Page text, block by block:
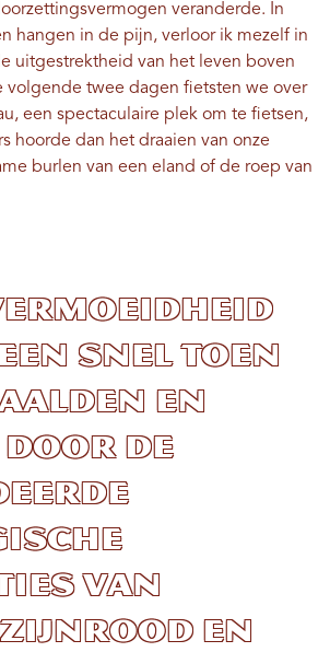
veranderde. In
hangen in de pijn, verloor ik mezelf in
uitgestrektheid van het leven boven
volgende twee dagen fietsten we over
een spectaculaire plek om te fietsen,
hoorde dan het draaien van onze
burlen van een eland of de roep van
snel toen
en
de
van
en